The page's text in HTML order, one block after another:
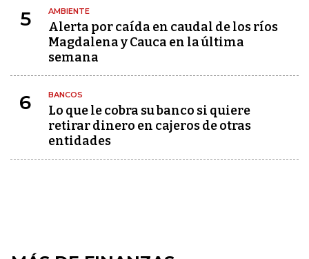
5 AMBIENTE
Alerta por caída en caudal de los ríos
Magdalena y Cauca en la última
semana
6 BANCOS
Lo que le cobra su banco si quiere
retirar dinero en cajeros de otras
entidades